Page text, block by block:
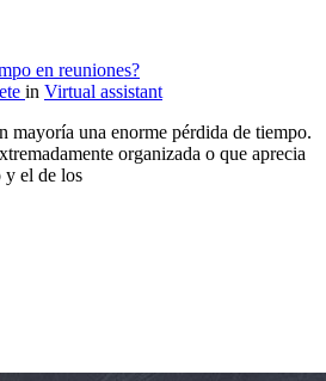
en reuniones?
in Virtual assistant
mayoría una enorme pérdida de tiempo.
organizada o que aprecia
y el de los